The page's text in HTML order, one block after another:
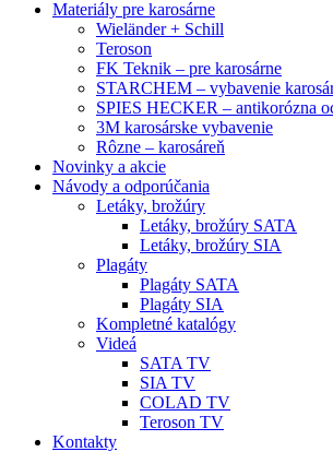
Materiály pre karosárne
Wieländer + Schill
Teroson
FK Teknik – pre karosárne
STARCHEM – vybavenie
SPIES HECKER – antikorózna
3M karosárske vybavenie
Rôzne – karosáreň
Novinky a akcie
Návody a odporúčania
Letáky, brožúry
Letáky, brožúry SATA
Letáky, brožúry SIA
Plagáty
Plagáty SATA
Plagáty SIA
Kompletné katalógy
Videá
SATA TV
SIA TV
COLAD TV
Teroson TV
Kontakty